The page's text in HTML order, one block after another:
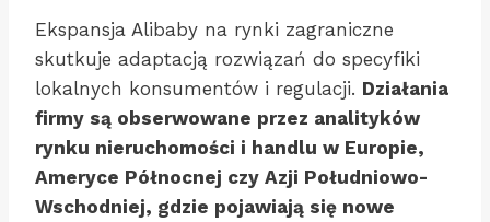
Ekspansja Alibaby na rynki zagraniczne
skutkuje adaptacją rozwiązań do specyfiki
lokalnych konsumentów i regulacji. Działania
firmy są obserwowane przez analityków
rynku nieruchomości i handlu w Europie,
Ameryce Północnej czy Azji Południowo-
Wschodniej, gdzie pojawiają się nowe